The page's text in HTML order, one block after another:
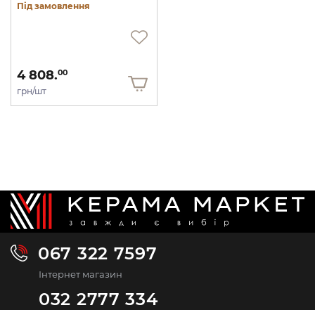
Під замовлення
4 808.00
грн/шт
067 322 7597
Інтернет магазин
032 2777 334